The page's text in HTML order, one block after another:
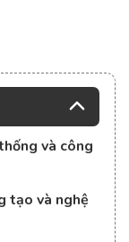
và công
tạo và nghệ